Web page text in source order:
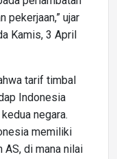
pekerjaan,” ujar
Kamis, 3 April
tarif timbal
Indonesia
negara.
memiliki
AS, di mana nilai